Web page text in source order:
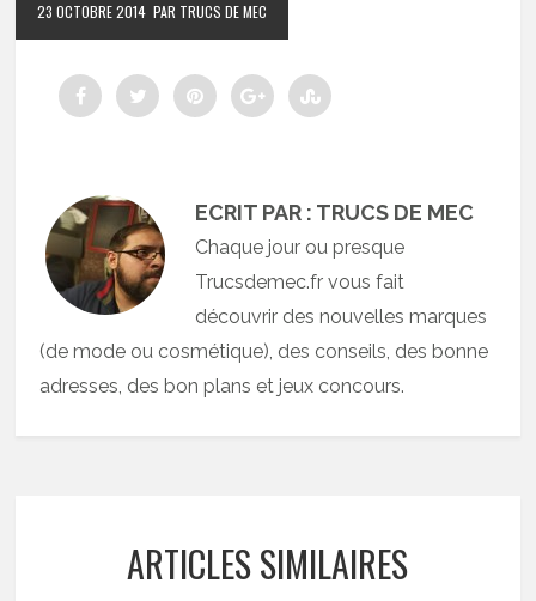
23 OCTOBRE 2014 PAR TRUCS DE MEC
ECRIT PAR : TRUCS DE MEC
Chaque jour ou presque
Trucsdemec.fr vous fait
découvrir des nouvelles marques
(de mode ou cosmétique), des conseils, des bonne
adresses, des bon plans et jeux concours.
ARTICLES SIMILAIRES